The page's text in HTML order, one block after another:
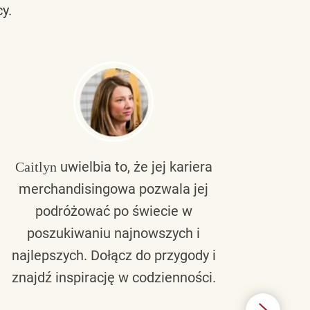
Caitlynuwielbia to, że jej kariera
merchandisingowa pozwala jej
podróżować po świecie w
poszukiwaniu najnowszych i
najlepszych. Dołącz do przygody i
znajdź inspirację w codzienności.